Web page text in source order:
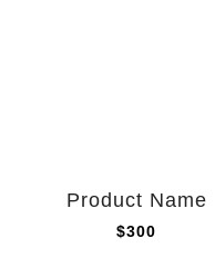
Product Name
$300